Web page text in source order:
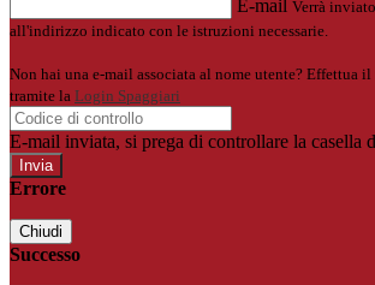
E-mail Verrà
all'indirizzo indicato con le istruzioni necessarie.
Non hai una e-mail associata al nome utente? Effettua il
tramite la Login Spaggiari
E-mail inviata, si prega di controllare la casella
Errore
Chiudi
Successo